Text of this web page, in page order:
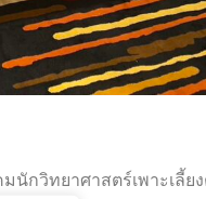
วิทยาศาสตร์เพาะเลี้ยงตั